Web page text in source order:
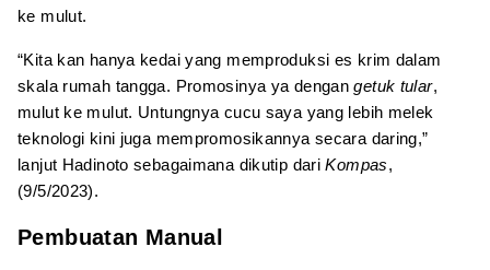
ke mulut.
“Kita kan hanya kedai yang memproduksi es krim dalam
skala rumah tangga. Promosinya ya dengangetuk tular,
mulut ke mulut. Untungnya cucu saya yang lebih melek
teknologi kini juga mempromosikannya secara daring,”
lanjut Hadinoto sebagaimana dikutip dariKompas,
(9/5/2023).
Pembuatan Manual